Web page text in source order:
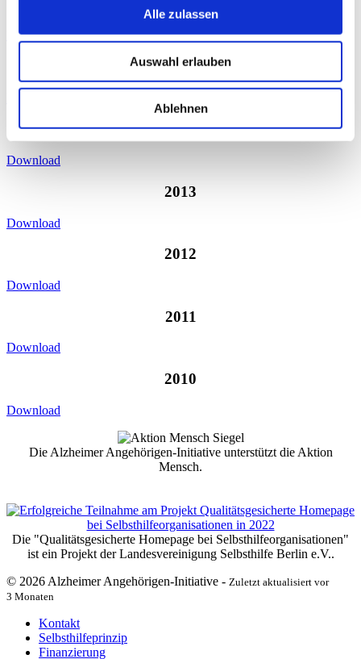
Alle zulassen
Auswahl erlauben
Ablehnen
Download
2015
2014
Download
2013
Download
2012
Download
2011
Download
2010
Download
Die Alzheimer Angehörigen-Initiative unterstützt die Aktion
Mensch.
Die "Qualitätsgesicherte Homepage bei Selbsthilfeorganisationen"
ist ein Projekt der Landesvereinigung Selbsthilfe Berlin e.V..
© 2026 Alzheimer Angehörigen-Initiative - Zuletzt aktualisiert vor
3 Monaten
Kontakt
Selbsthilfeprinzip
Finanzierung